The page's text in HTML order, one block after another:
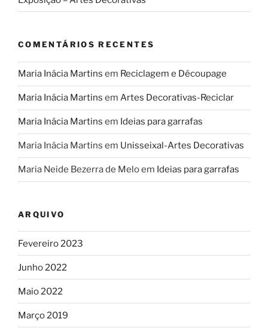
COMENTÁRIOS RECENTES
Maria Inácia Martins em Reciclagem e Découpage
Maria Inácia Martins em Artes Decorativas-Reciclar
Maria Inácia Martins em Ideias para garrafas
Maria Inácia Martins em Unisseixal-Artes Decorativas
Maria Neide Bezerra de Meloem Ideias para garrafas
ARQUIVO
Fevereiro 2023
Junho 2022
Maio 2022
Março 2019